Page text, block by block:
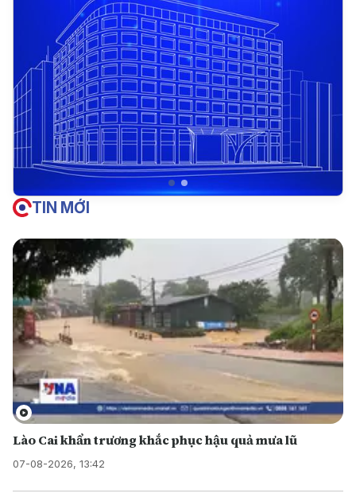
TIN MỚI
Lào Cai khẩn trương khắc phục hậu quả mưa lũ
07-08-2026, 13:42